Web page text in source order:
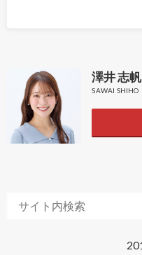
澤井 志帆
SAWAI SHIHO